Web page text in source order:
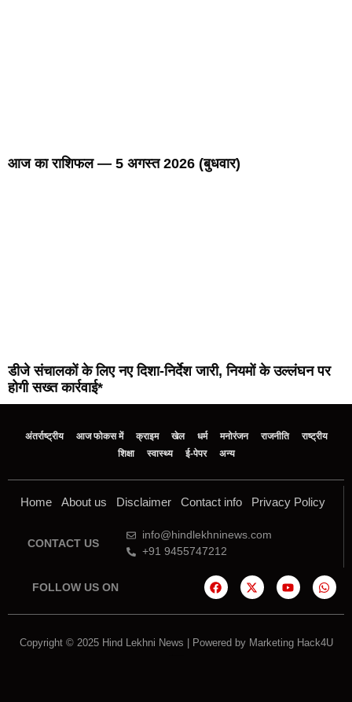
आज का राशिफल — 5 अगस्त 2026 (बुधवार)
डीजे संचालकों के लिए नए दिशा-निर्देश जारी, नियमों के उल्लंघन पर
होगी सख्त कार्रवाई*
अंतर्राष्ट्रीय आज फोकस में क्राइम खेल धर्म मनोरंजन राजनीति
राष्ट्रीय
शिक्षा
स्वास्थ्य ई-पेपर अन्य
Home About us Disclaimer Contact info Privacy Policy
CONTACT US
info@hindlekhninews.com
+91 9455747212
FOLLOW US ON
Copyright © 2025 Hind Lekhni News | Powered by Marketing Hack4U